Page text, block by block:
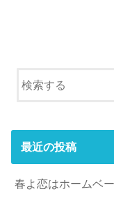
最近の投稿
春よ恋はホームベ